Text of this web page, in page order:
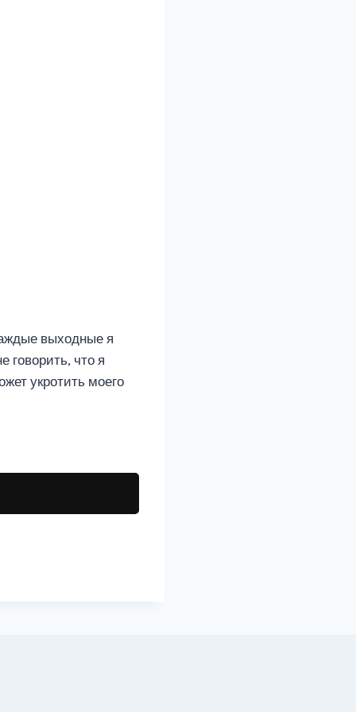
выходные я
говорить, что я
укротить моего